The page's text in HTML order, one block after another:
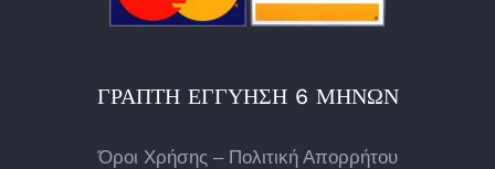
ΓΡΑΠΤΉ ΕΓΓΎΗΣΗ 6 ΜΗΝΏΝ
Όροι Χρήσης – Πολιτική Απορρήτου